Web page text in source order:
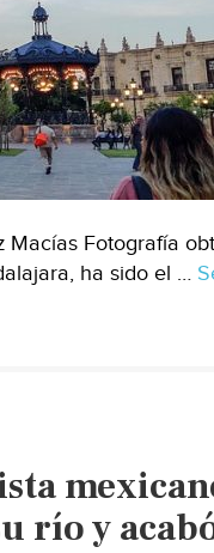
Fotografía
ha sido el …
río y